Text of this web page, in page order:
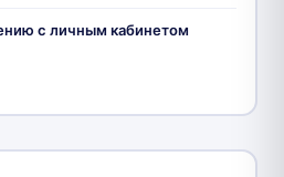
с личным кабинетом